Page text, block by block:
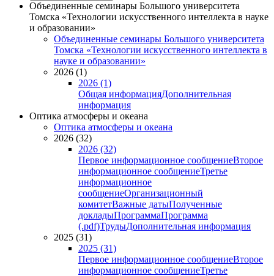
Объединенные семинары Большого университета
Томска «Технологии искусственного интеллекта в науке
и образовании»
Объединенные семинары Большого университета
Томска «Технологии искусственного интеллекта в
науке и образовании»
2026 (1)
2026 (1)
Общая информацияДополнительная
информация
Оптика атмосферы и океана
Оптика атмосферы и океана
2026 (32)
2026 (32)
Первое информационное сообщениеВторое
информационное сообщениеТретье
информационное
сообщениеОрганизационный
комитетВажные датыПолученные
докладыПрограммаПрограмма
(.pdf)ТрудыДополнительная информация
2025 (31)
2025 (31)
Первое информационное сообщениеВторое
информационное сообщениеТретье